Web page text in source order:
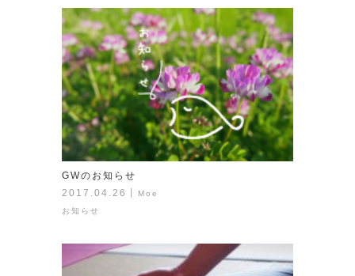
GWのお知らせ
2017.04.26
Moe
お知らせ